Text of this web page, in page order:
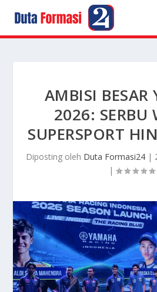
AMBISI BESAR
2026: SERBU
SUPERSPORT
Diposting oleh Duta Formasi24|
|